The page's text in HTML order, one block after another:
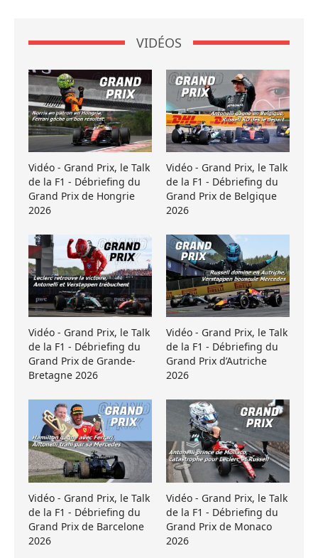
VIDÉOS
Vidéo - Grand Prix, le Talk
de la F1 - Débriefing du
Grand Prix de Hongrie
2026
Vidéo - Grand Prix, le Talk
de la F1 - Débriefing du
Grand Prix de Belgique
2026
Vidéo - Grand Prix, le Talk
de la F1 - Débriefing du
Grand Prix de Grande-
Bretagne 2026
Vidéo - Grand Prix, le Talk
de la F1 - Débriefing du
Grand Prix d’Autriche
2026
Vidéo - Grand Prix, le Talk
de la F1 - Débriefing du
Grand Prix de Barcelone
2026
Vidéo - Grand Prix, le Talk
de la F1 - Débriefing du
Grand Prix de Monaco
2026